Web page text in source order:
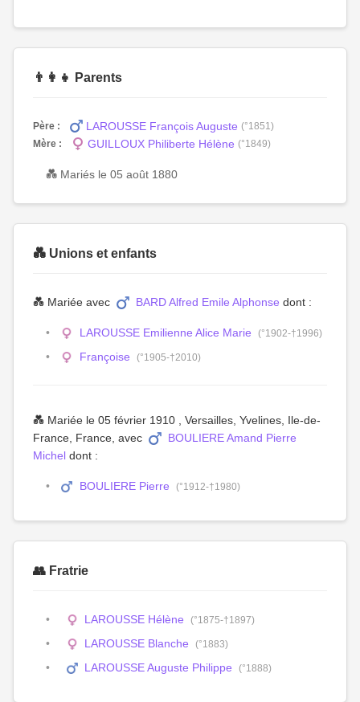
👨‍👩‍👧 Parents
Père : LAROUSSE François Auguste (°1851)
Mère :
GUILLOUX Philiberte Hélène (°1849)
💑 Mariés le 05 août 1880
💑 Unions et enfants
💑 Mariée avec BARD Alfred Emile Alphonse dont :
LAROUSSE Emilienne Alice Marie (°1902-†1996)
Françoise (°1905-†2010)
💑 Mariée le 05 février 1910 , Versailles, Yvelines, Ile-de-
France, France, avec
BOULIERE Amand Pierre
Michel dont :
BOULIERE Pierre (°1912-†1980)
👥 Fratrie
LAROUSSE Hélène (°1875-†1897)
LAROUSSE Blanche (°1883)
LAROUSSE Auguste Philippe (°1888)